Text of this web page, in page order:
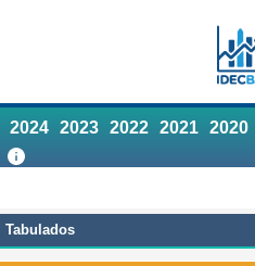
2024 2023 2022 2021 2020
Tabulados